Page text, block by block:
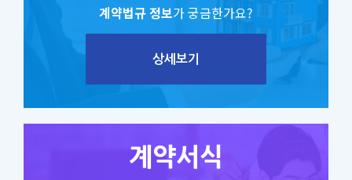
계약법규 정보가 궁금한가요?
상세보기
계약서식